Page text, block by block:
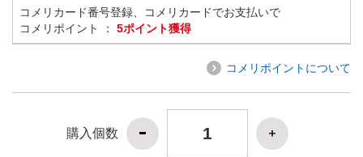
コメリカード番号登録、コメリカードでお支払いで
コメリポイント ： 5ポイント獲得
コメリポイントについて
購入個数